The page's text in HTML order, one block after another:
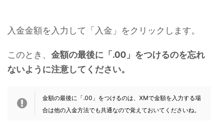
入金金額を入力して「入金」をクリックします。
このとき、 金額の最後に「.00」をつけるのを忘れ
ないように注意してください。
金額の最後に「.00」をつけるのは、XMで金額を入力する場
合は他の入金方法でも共通なので覚えておいてくださいね。